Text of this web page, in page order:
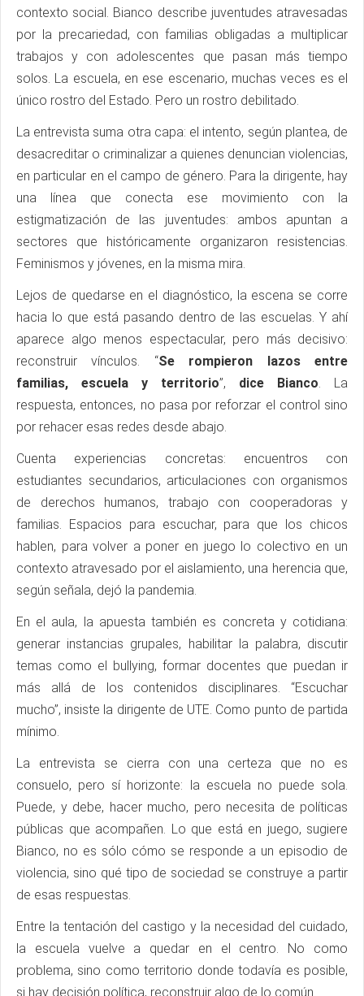
contexto social. Bianco describe juventudes atravesadas
por la precariedad, con familias obligadas a multiplicar
trabajos y con adolescentes que pasan más tiempo
solos. La escuela, en ese escenario, muchas veces es el
único rostro del Estado. Pero un rostro debilitado.
La entrevista suma otra capa: el intento, según plantea, de
desacreditar o criminalizar a quienes denuncian violencias,
en particular en el campo de género. Para la dirigente, hay
una línea que conecta ese movimiento con la
estigmatización de las juventudes: ambos apuntan a
sectores que históricamente organizaron resistencias.
Feminismos y jóvenes, en la misma mira.
Lejos de quedarse en el diagnóstico, la escena se corre
hacia lo que está pasando dentro de las escuelas. Y ahí
aparece algo menos espectacular, pero más decisivo:
reconstruir vínculos. “Se rompieron lazos entre
familias, escuela y territorio”, dice Bianco. La
respuesta, entonces, no pasa por reforzar el control sino
por rehacer esas redes desde abajo.
Cuenta experiencias concretas: encuentros con
estudiantes secundarios, articulaciones con organismos
de derechos humanos, trabajo con cooperadoras y
familias. Espacios para escuchar, para que los chicos
hablen, para volver a poner en juego lo colectivo en un
contexto atravesado por el aislamiento, una herencia que,
según señala, dejó la pandemia.
En el aula, la apuesta también es concreta y cotidiana:
generar instancias grupales, habilitar la palabra, discutir
temas como el bullying, formar docentes que puedan ir
más allá de los contenidos disciplinares. “Escuchar
mucho”, insiste la dirigente de UTE. Como punto de partida
mínimo.
La entrevista se cierra con una certeza que no es
consuelo, pero sí horizonte: la escuela no puede sola.
Puede, y debe, hacer mucho, pero necesita de políticas
públicas que acompañen. Lo que está en juego, sugiere
Bianco, no es sólo cómo se responde a un episodio de
violencia, sino qué tipo de sociedad se construye a partir
de esas respuestas.
Entre la tentación del castigo y la necesidad del cuidado,
la escuela vuelve a quedar en el centro. No como
problema, sino como territorio donde todavía es posible,
si hay decisión política, reconstruir algo de lo común.